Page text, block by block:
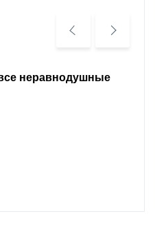
неравнодушные